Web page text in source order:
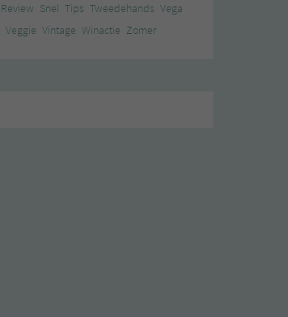
Review Snel Tips Tweedehands Vega
Veggie Vintage Winactie Zomer